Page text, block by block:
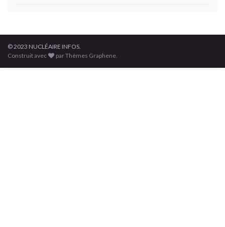
© 2023 NUCLÉAIRE INFOS.
Construit avec
par Thèmes Graphene.